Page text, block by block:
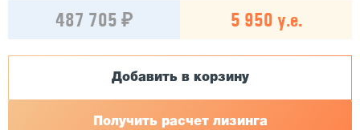
487 705 ₽ 5 950 у.е.
Добавить в корзину
Получить расчет лизинга